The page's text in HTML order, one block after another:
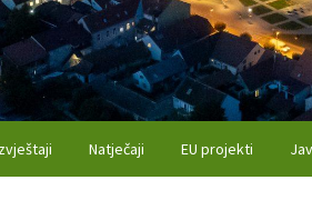
Natječaji EU projekti